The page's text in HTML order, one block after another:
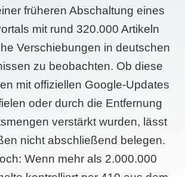
früheren Abschaltung eines
mit rund 320.000 Artikeln
Verschiebungen in deutschen
zu beobachten. Ob diese
mit offiziellen Google-Updates
oder durch die Entfernung
verstärkt wurden, lässt
nicht abschließend belegen.
Wenn mehr als 2.000.000